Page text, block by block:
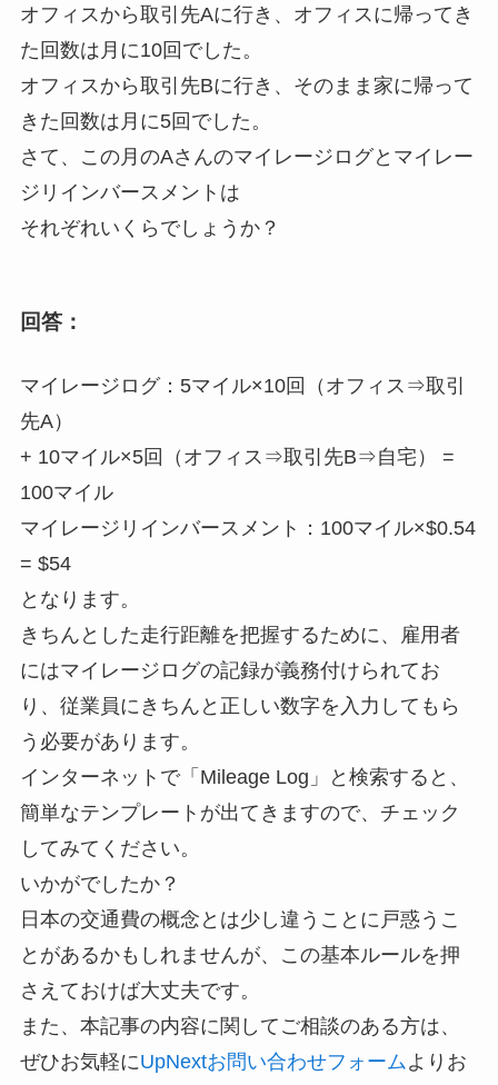
オフィスから取引先Aに行き、オフィスに帰ってき
た回数は月に10回でした。
オフィスから取引先Bに行き、そのまま家に帰って
きた回数は月に5回でした。
さて、この月のAさんのマイレージログとマイレー
ジリインバースメントは
それぞれいくらでしょうか？
回答：
マイレージログ：5マイル×10回（オフィス⇒取引
先A）
+ 10マイル×5回（オフィス⇒取引先B⇒自宅） =
100マイル
マイレージリインバースメント：100マイル×$0.54
= $54
となります。
きちんとした走行距離を把握するために、雇用者
にはマイレージログの記録が義務付けられてお
り、従業員にきちんと正しい数字を入力してもら
う必要があります。
インターネットで「Mileage Log」と検索すると、
簡単なテンプレートが出てきますので、チェック
してみてください。
いかがでしたか？
日本の交通費の概念とは少し違うことに戸惑うこ
とがあるかもしれませんが、この基本ルールを押
さえておけば大丈夫です。
また、本記事の内容に関してご相談のある方は、
ぜひお気軽にUpNextお問い合わせフォームよりお